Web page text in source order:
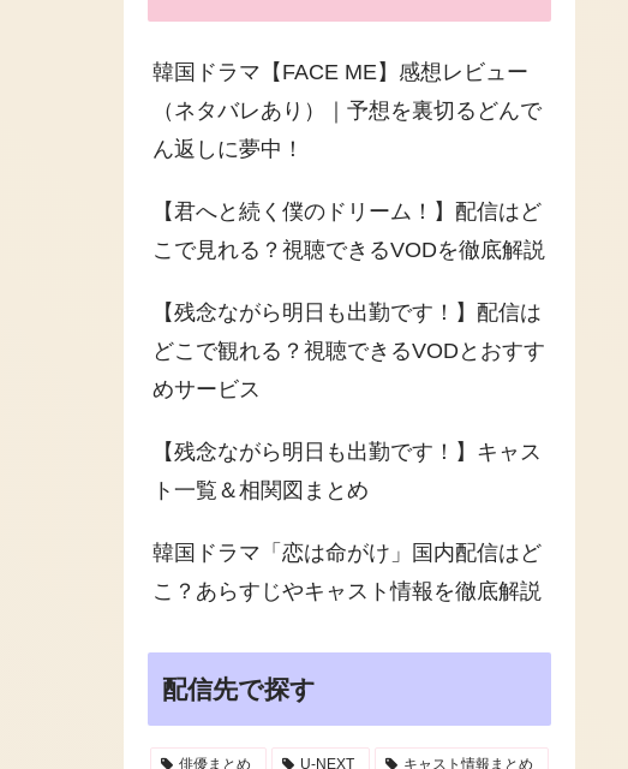
韓国ドラマ【FACE ME】感想レビュー
（ネタバレあり）｜予想を裏切るどんで
ん返しに夢中！
【君へと続く僕のドリーム！】配信はど
こで見れる？視聴できるVODを徹底解説
【残念ながら明日も出勤です！】配信は
どこで観れる？視聴できるVODとおすす
めサービス
【残念ながら明日も出勤です！】キャス
ト一覧＆相関図まとめ
韓国ドラマ「恋は命がけ」国内配信はど
こ？あらすじやキャスト情報を徹底解説
配信先で探す
俳優まとめ U-NEXT キャスト情報まとめ